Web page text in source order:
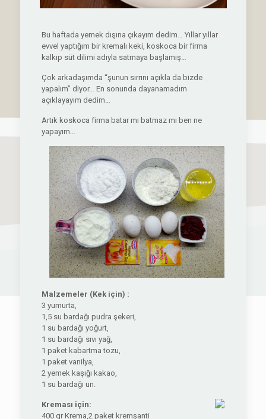
Bu haftada yemek dışına çıkayım dedim… Yıllar yıllar
evvel yaptığım bir kremalı keki, koskoca bir firma
kalkıp süt dilimi adıyla satmaya başlamış…
Çok arkadaşımda “şunun sırrını açıkla da bizde
yapalım” diyor… En sonunda dayanamadım
açıklayayım dedim…
Artık koskoca firma batar mı batmaz mı ben ne
yapayım…
Malzemeler (Kek için) :
3 yumurta,
1,5 su bardağı pudra şekeri,
1 su bardağı yoğurt,
1 su bardağı sıvı yağ,
1 paket kabartma tozu,
1 paket vanilya,
2 yemek kaşığı kakao,
1 su bardağı un.
Kreması için:
400 gr Krema,2 paket kremşanti